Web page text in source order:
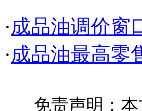
·成品油调价窗
·成品油最高零
免责声明：